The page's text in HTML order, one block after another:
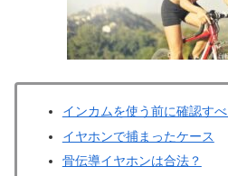
インカムを使う前に確認す
イヤホンで捕まったケース
骨伝導イヤホンは合法？